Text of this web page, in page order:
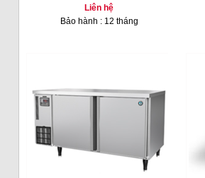
Liên hệ
Bảo hành : 12 tháng